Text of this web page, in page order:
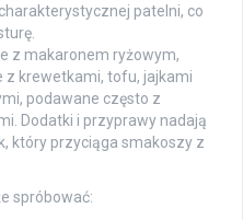
patelni, co
z makaronem ryżowym,
krewetkami, tofu, jajkami
podawane często z
Dodatki i przyprawy nadają
który przyciąga smakoszy z
spróbować: